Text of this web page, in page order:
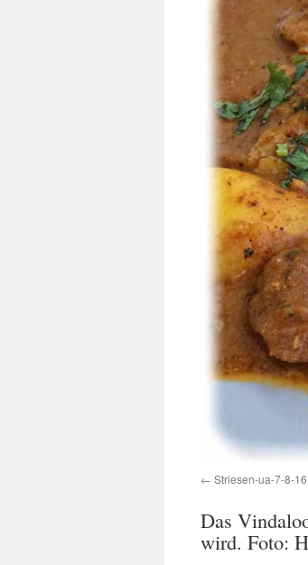
Striesen-ua-7-8-
Das
wird. Foto: